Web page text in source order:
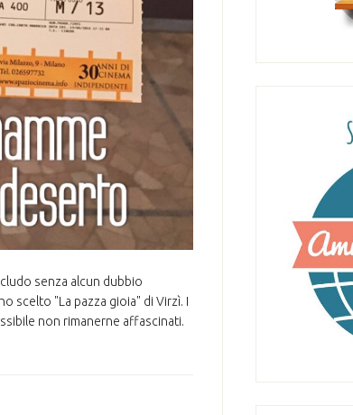
senza alcun dubbio
scelto "La pazza gioia" di Virzì. I
non rimanerne affascinati.